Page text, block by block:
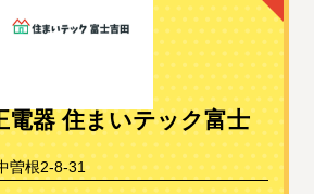
電器 住まいテック富士
曽根2-8-31